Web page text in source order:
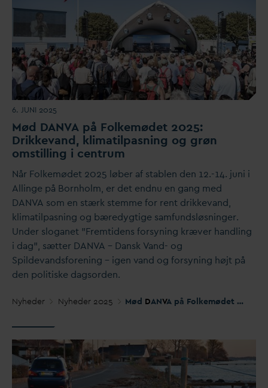
6. JUNI 2025
Mød DANVA på Folkemødet 2025:
Drikkevand, klimatilpasning og grøn
omstilling i centrum
Når Folkemødet 2025 løber af stablen den 12.-14. juni i
Allinge på Bornholm, er det endnu en gang med
DANVA som en stærk stemme for rent drikkevand,
klimatilpasning og bæredygtige samfundsløsninger.
Under sloganet "Fremtidens forsyning kræver handling
i dag", sætter DANVA – Dansk Vand- og
Spildevandsforening – igen vand og forsyning højt på
den politiske dagsorden.
Nyheder Nyheder 2025 Mød DANVA på Folkemødet 2025: Drikke